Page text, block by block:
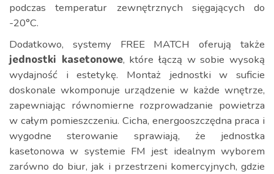
podczas temperatur zewnętrznych sięgających do
-20°C.
Dodatkowo, systemy FREE MATCH oferują także
jednostki kasetonowe, które łączą w sobie wysoką
wydajność i estetykę. Montaż jednostki w suficie
doskonale wkomponuje urządzenie w każde wnętrze,
zapewniając równomierne rozprowadzanie powietrza
w całym pomieszczeniu. Cicha, energooszczędna praca i
wygodne sterowanie sprawiają, że jednostka
kasetonowa w systemie FM jest idealnym wyborem
zarówno do biur, jak i przestrzeni komercyjnych, gdzie